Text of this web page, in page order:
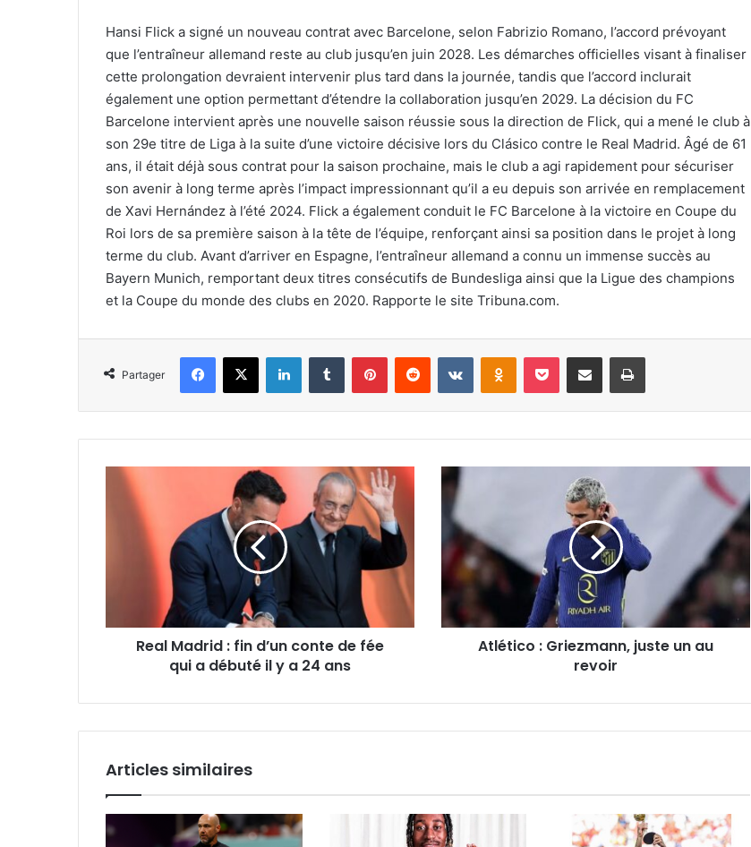
Hansi Flick a signé un nouveau contrat avec Barcelone, selon Fabrizio Romano, l’accord prévoyant
que l’entraîneur allemand reste au club jusqu’en juin 2028. Les démarches officielles visant à finaliser
cette prolongation devraient intervenir plus tard dans la journée, tandis que l’accord inclurait
également une option permettant d’étendre la collaboration jusqu’en 2029. La décision du FC
Barcelone intervient après une nouvelle saison réussie sous la direction de Flick, qui a mené le club à
son 29e titre de Liga à la suite d’une victoire décisive lors du Clásico contre le Real Madrid. Âgé de 61
ans, il était déjà sous contrat pour la saison prochaine, mais le club a agi rapidement pour sécuriser
son avenir à long terme après l’impact impressionnant qu’il a eu depuis son arrivée en remplacement
de Xavi Hernández à l’été 2024. Flick a également conduit le FC Barcelone à la victoire en Coupe du
Roi lors de sa première saison à la tête de l’équipe, renforçant ainsi sa position dans le projet à long
terme du club. Avant d’arriver en Espagne, l’entraîneur allemand a connu un immense succès au
Bayern Munich, remportant deux titres consécutifs de Bundesliga ainsi que la Ligue des champions
et la Coupe du monde des clubs en 2020. Rapporte le site Tribuna.com.
Partager
Facebook
X LinkedinTumblr PinterestReddit VKontakteOdnoklassniki
Pocket Partager par email Imprimer
Real
Madrid
qui
y
Real Madrid : fin d’un conte de fée
qui a débuté il y a 24 ans
Atlético
juste
un
Atlético : Griezmann, juste un au
revoir
Articles similaires